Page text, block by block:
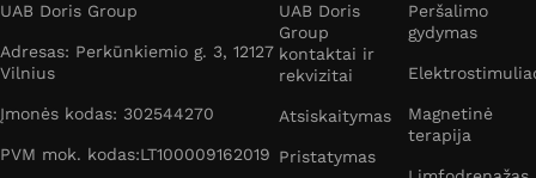
UAB Doris Group
Adresas: Perkūnkiemio g. 3, 12127
Vilnius
Įmonės kodas: 302544270
PVM mok. kodas:LT100009162019
UAB Doris
Group
kontaktai ir
rekvizitai
Atsiskaitymas
Pristatymas
Peršalimo
gydymas
Magnetinė
terapija